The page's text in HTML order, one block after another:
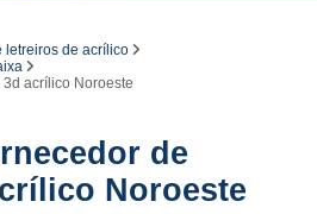
letreiros de acrílico
acrílico Noroeste
de
Noroeste